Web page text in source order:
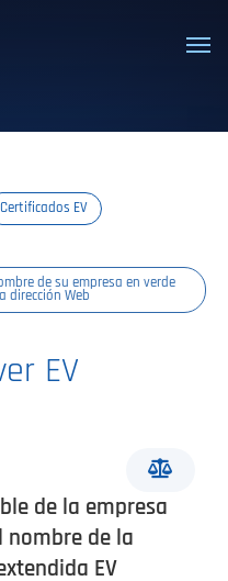
SSL/TLS confiables
Certificados EV
de su empresa en verde
dirección Web
EV
de la empresa
nombre de la
EV